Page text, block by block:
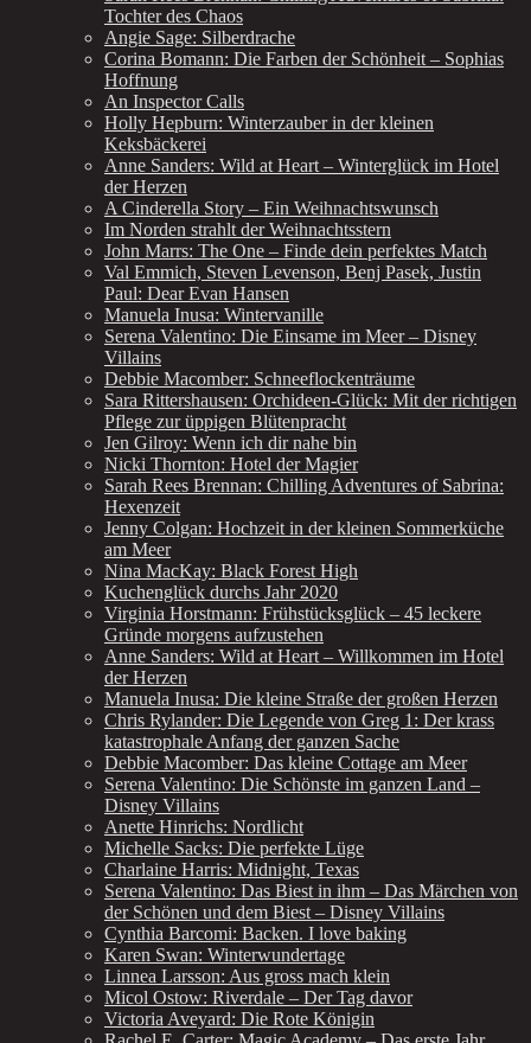
Tochter des Chaos
Angie Sage: Silberdrache
Corina Bomann: Die Farben der Schönheit – Sophias
Hoffnung
An Inspector Calls
Holly Hepburn: Winterzauber in der kleinen
Keksbäckerei
Anne Sanders: Wild at Heart – Winterglück im Hotel
der Herzen
A Cinderella Story – Ein Weihnachtswunsch
Im Norden strahlt der Weihnachtsstern
John Marrs: The One – Finde dein perfektes Match
Val Emmich, Steven Levenson, Benj Pasek, Justin
Paul: Dear Evan Hansen
Manuela Inusa: Wintervanille
Serena Valentino: Die Einsame im Meer – Disney
Villains
Debbie Macomber: Schneeflockenträume
Sara Rittershausen: Orchideen-Glück: Mit der richtigen
Pflege zur üppigen Blütenpracht
Jen Gilroy: Wenn ich dir nahe bin
Nicki Thornton: Hotel der Magier
Sarah Rees Brennan: Chilling Adventures of Sabrina:
Hexenzeit
Jenny Colgan: Hochzeit in der kleinen Sommerküche
am Meer
Nina MacKay: Black Forest High
Kuchenglück durchs Jahr 2020
Virginia Horstmann: Frühstücksglück – 45 leckere
Gründe morgens aufzustehen
Anne Sanders: Wild at Heart – Willkommen im Hotel
der Herzen
Manuela Inusa: Die kleine Straße der großen Herzen
Chris Rylander: Die Legende von Greg 1: Der krass
katastrophale Anfang der ganzen Sache
Debbie Macomber: Das kleine Cottage am Meer
Serena Valentino: Die Schönste im ganzen Land –
Disney Villains
Anette Hinrichs: Nordlicht
Michelle Sacks: Die perfekte Lüge
Charlaine Harris: Midnight, Texas
Serena Valentino: Das Biest in ihm – Das Märchen von
der Schönen und dem Biest – Disney Villains
Cynthia Barcomi: Backen. I love baking
Karen Swan: Winterwundertage
Linnea Larsson: Aus gross mach klein
Micol Ostow: Riverdale – Der Tag davor
Victoria Aveyard: Die Rote Königin